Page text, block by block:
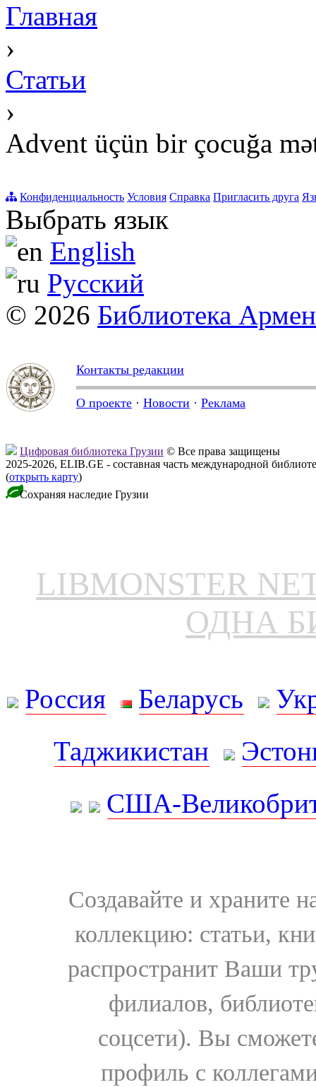
Главная
›
Статьи
›
Advent üçün bir çocuğa
Конфиденциальность Условия Справка Пригласить друга
Выбрать язык
English
Русский
© 2026 Библиотека
Контакты редакции
О проекте · Новости · Реклама
Цифровая библиотека Грузии © Все права защищены
2025-2026, ELIB.GE - составная часть международной
(открыть карту)
Сохраняя наследие Грузии
LIBMONSTER
ОДНА
Россия Беларусь
Таджикистан
США-
Создавайте и храните
коллекцию: статьи,
распространит Ваши
филиалов,
соцсети). Вы
профиль с